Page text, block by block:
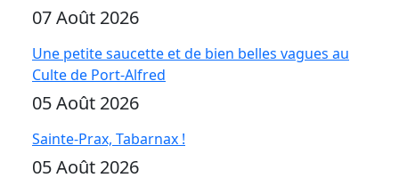
07 Août 2026
Une petite saucette et de bien belles vagues au
Culte de Port-Alfred
05 Août 2026
Sainte-Prax, Tabarnax !
05 Août 2026